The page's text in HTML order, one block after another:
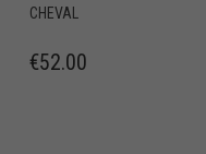
CHEVAL
€52.00